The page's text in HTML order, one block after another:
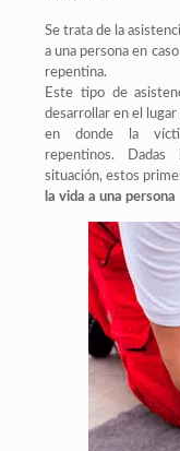
Se trata de la
a una persona en
repentina.
Este tipo de
desarrollar en el lugar
en donde la
repentinos.
situación, estos
la vida a una persona